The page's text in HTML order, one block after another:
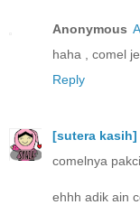
Anonymous
haha , comel
Reply
[sutera kasih]
comelnya
ehhh adik ain